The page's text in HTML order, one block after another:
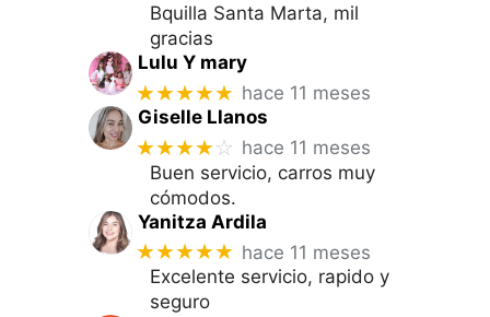
Bquilla Santa Marta, mil
gracias
Lulu Y mary
★★★★★ hace 11 meses
Giselle Llanos
★★★★☆ hace 11 meses
Buen servicio, carros muy
cómodos.
Yanitza Ardila
★★★★★ hace 11 meses
Excelente servicio, rapido y
seguro